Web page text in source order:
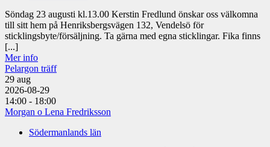
Söndag 23 augusti kl.13.00 Kerstin Fredlund önskar oss välkomna
till sitt hem på Henriksbergsvägen 132, Vendelsö för
sticklingsbyte/försäljning. Ta gärna med egna sticklingar. Fika finns
[...]
Mer info
Pelargon träff
29 aug
2026-08-29
14:00 - 18:00
Morgan o Lena Fredriksson
Södermanlands län